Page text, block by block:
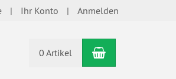
Ihr Konto Anmelden
0 Artikel Warenkorb